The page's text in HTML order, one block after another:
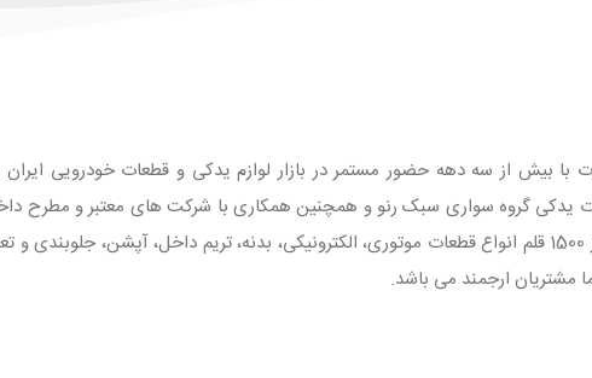
با بیش از سه دهه حضور مستمر در بازار لوازم یدکی و قطعات خودرویی ایران
یدکی گروه سواری سبک رنو و همچنین همکاری با شرکت های معتبر و مطرح
سبد کالایی با بیش از 1500 قلم انواع قطعات موتوری، الکترونیکی، بدنه، تریم داخل، آپشن،
مشتریان ارجمند می باشد.